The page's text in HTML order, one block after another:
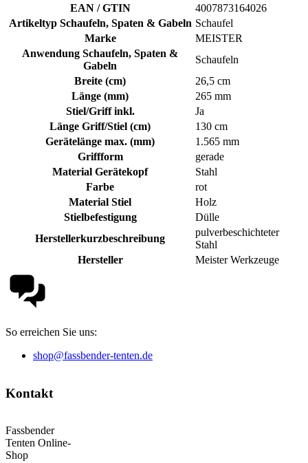
EAN / GTIN
4007873164026
Artikeltyp Schaufeln, Spaten & Gabeln Schaufel
Marke
MEISTER
Anwendung Schaufeln, Spaten &
Gabeln
Schaufeln
Breite (cm)
26,5 cm
Länge (mm)
265 mm
Stiel/Griff inkl.
Ja
Länge Griff/Stiel (cm)
130 cm
Gerätelänge max. (mm)
1.565 mm
Griffform
gerade
Material Gerätekopf
Stahl
Farbe
rot
Material Stiel
Holz
Stielbefestigung
Dülle
Herstellerkurzbeschreibung
pulverbeschichteter
Stahl
Hersteller
Meister Werkzeuge
So erreichen Sie uns:
shop@fassbender-tenten.de
Kontakt
Fassbender
Tenten Online-
Shop